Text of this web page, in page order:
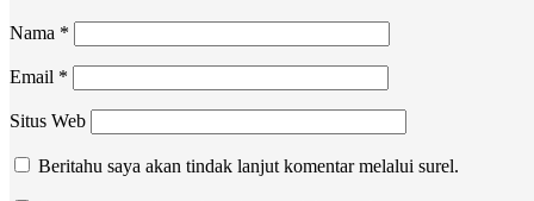
Nama *
Email *
Situs Web
Beritahu saya akan tindak lanjut komentar melalui surel.